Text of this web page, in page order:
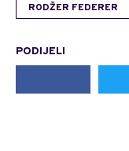
RODŽER FEDERER
PODIJELI